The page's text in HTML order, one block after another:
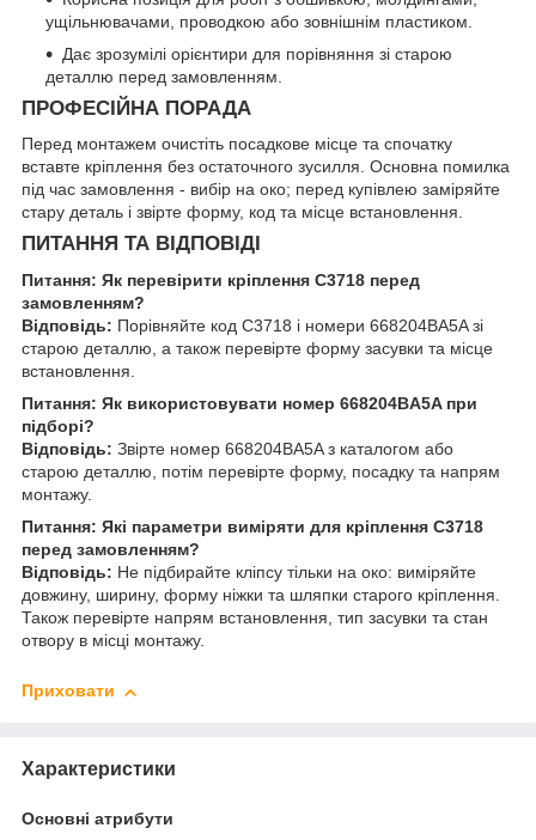
ущільнювачами, проводкою або зовнішнім пластиком.
Дає зрозумілі орієнтири для порівняння зі старою
деталлю перед замовленням.
ПРОФЕСІЙНА ПОРАДА
Перед монтажем очистіть посадкове місце та спочатку
вставте кріплення без остаточного зусилля. Основна помилка
під час замовлення - вибір на око; перед купівлею заміряйте
стару деталь і звірте форму, код та місце встановлення.
ПИТАННЯ ТА ВІДПОВІДІ
Питання: Як перевірити кріплення C3718 перед
замовленням?
Відповідь: Порівняйте код C3718 і номери 668204BA5A зі
старою деталлю, а також перевірте форму засувки та місце
встановлення.
Питання: Як використовувати номер 668204BA5A при
підборі?
Відповідь: Звірте номер 668204BA5A з каталогом або
старою деталлю, потім перевірте форму, посадку та напрям
монтажу.
Питання: Які параметри виміряти для кріплення C3718
перед замовленням?
Відповідь: Не підбирайте кліпсу тільки на око: виміряйте
довжину, ширину, форму ніжки та шляпки старого кріплення.
Також перевірте напрям встановлення, тип засувки та стан
отвору в місці монтажу.
Приховати
Характеристики
Основні атрибути